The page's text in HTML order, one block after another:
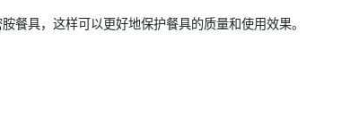
具，这样可以更好地保护餐具的质量和使用效果。